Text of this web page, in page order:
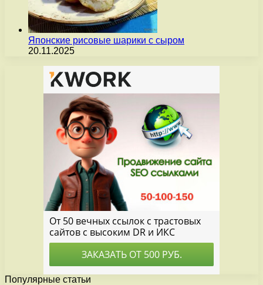
Японские рисовые шарики с сыром
20.11.2025
Популярные статьи